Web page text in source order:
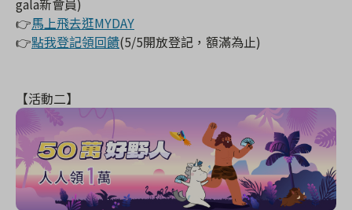
gala新會員)
👉馬上飛去逛MYDAY
👉點我登記領回饋(5/5開放登記，額滿為止)
【活動二】